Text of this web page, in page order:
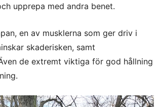
upprepa med andra benet.
en av musklerna som ger driv i
skaderisken, samt
de extremt viktiga för god hållning